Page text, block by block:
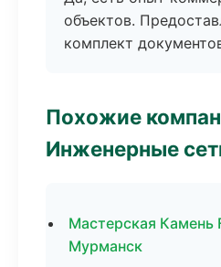
объектов.
комплект
Похожие
Инженерные
Мастерская
Мурманск